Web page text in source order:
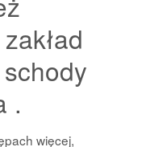
.
więcej,